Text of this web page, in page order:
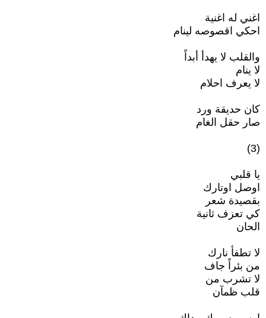
اغني له اغنية
احكي اقصوصه لينام
والقلب لا يهدأ أبداً
لا ينام
لا يعرف احلام
كان حديقة ورد
صار حقل الغام
(3)
يا قلبي
اوصل اوتارك
بقصيدة شعر
كي تعزف ثانية
الحان
لا تطفأ نارك
من بئراً جاف
لا تشرب من
قلب ظمآن